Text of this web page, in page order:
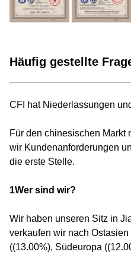
Häufig gestellte
CFI hat Niederlassungen
Für den chinesischen Markt
wir Kundenanforderungen
die erste Stelle.
1Wer sind wir?
Wir haben unseren Sitz in
verkaufen wir nach
((13.00%), Südeuropa